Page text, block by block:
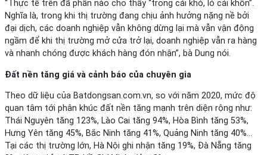
“Thực tế trên đã phần nào cho thấy “trong cái khó, ló cái khôn”.
Nghĩa là, trong khi thị trường đang chịu ảnh hưởng nặng nề bởi
đại dịch, các doanh nghiệp vẫn không dừng lại mà vẫn vận động
ngầm để khi thị trường mở cửa trở lại, doanh nghiệp vẫn ra hàng
và nhanh chóng được khách hàng đón nhận”, bà Dung nói.
Đất nền tăng giá và cảnh báo của chuyên gia
Theo dữ liệu của Batdongsan.com.vn, so với năm 2020, mức độ
quan tâm tới phân khúc đất nền tăng mạnh trên diện rộng như:
Thái Nguyên tăng 123%, Lào Cai tăng 94%, Hòa Bình tăng 53%,
Hưng Yên tăng 45%, Bắc Ninh tăng 41%, Quảng Ninh tăng 40%…
Tại các thị trường lớn, Hà Nội ghi nhận tăng 19%, Đà Nẵng tăng